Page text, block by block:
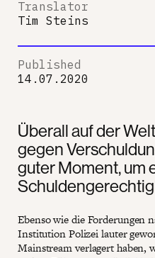
Überall auf der
gegen
guter Moment, um
Ebenso wie die Forderungen
Institution Polizei lauter
Mainstream verlagert
Translator
Tim Steins
Published
14.07.2020